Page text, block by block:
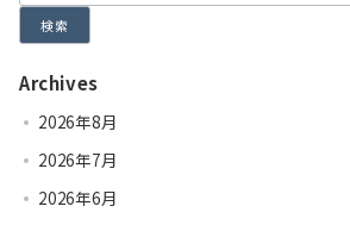
検索
Archives
2026年8月
2026年7月
2026年6月